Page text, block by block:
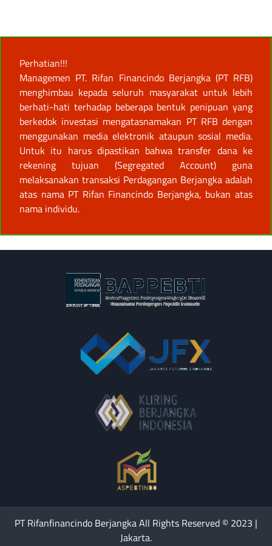
Perhatian!!!
Managemen PT. Rifan Financindo Berjangka (PT RFB)
menghimbau kepada seluruh masyarakat untuk lebih
berhati-hati terhadap beberapa bentuk penipuan yang
berkedok investasi mengatasnamakan PT RFB dengan
menggunakan media elektronik ataupun sosial media.
Untuk itu harus dipastikan bahwa transfer dana ke
rekening tujuan (Segregated Account) guna
melaksanakan transaksi Perdagangan Berjangka adalah
atas nama PT Rifan Financindo Berjangka, bukan atas
nama individu.
PT Rifanfinancindo Berjangka All Rights Reserved © 2023 |
Jakarta.